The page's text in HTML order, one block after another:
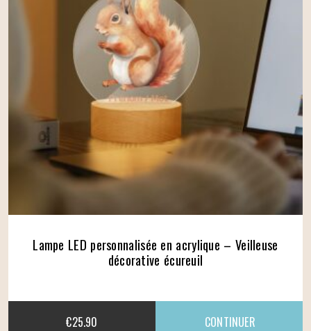
Lampe LED personnalisée en acrylique – Veilleuse
décorative écureuil
€25.90